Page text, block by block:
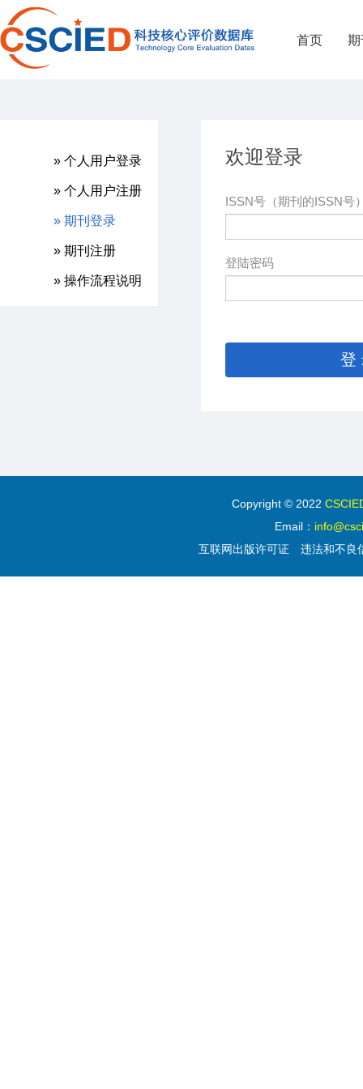
首页 期
» 个人用户登录
» 个人用户注册
» 期刊登录
» 期刊注册
» 操作流程说明
欢迎登录
ISSN号（期刊的ISSN号
登陆密码
Copyright © 2022
Email：
互联网出版许可证
违法和不良